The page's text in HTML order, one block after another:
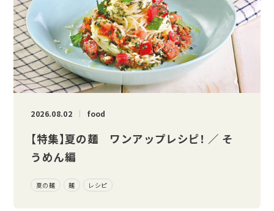
2026.08.02 food
【特集】夏の麺 ワンアップレシピ！ ／ そ
うめん編
夏の麺 麺 レシピ